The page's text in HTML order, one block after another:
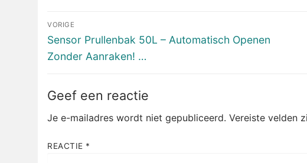
Bericht
navigatie
VORIGE
Vorig
bericht:
Sensor Prullenbak 50L – Automatisch Openen
Zonder Aanraken! …
Geef een reactie
Je e-mailadres wordt niet gepubliceerd. Vereiste velden
REACTIE *